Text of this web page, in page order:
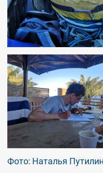
Фото: Наталья